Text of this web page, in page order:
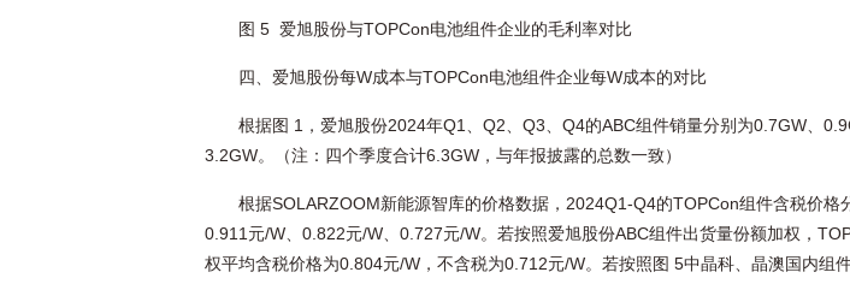
图 5 爱旭股份与TOPCon电池组件企业的毛利率对比
四、爱旭股份每W成本与TOPCon电池组件企业每W成本的对比
根据图 1，爱旭股份2024年Q1、Q2、Q3、Q4的ABC组件销量分别为0.7GW、
3.2GW。（注：四个季度合计6.3GW，与年报披露的总数一致）
根据SOLARZOOM新能源智库的价格数据，2024Q1-Q4的TOPCon组件含税价格
0.911元/W、0.822元/W、0.727元/W。若按照爱旭股份ABC组件出货量份额加权，
权平均含税价格为0.804元/W，不含税为0.712元/W。若按照图 5中晶科、晶澳国内组